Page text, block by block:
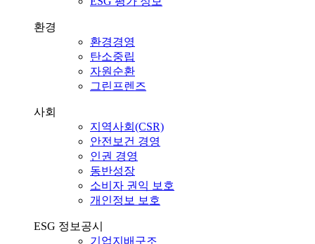
환경
환경경영
탄소중립
자원순환
그린프렌즈
사회
지역사회(CSR)
안전보건 경영
인권 경영
동반성장
소비자 권익 보호
개인정보 보호
ESG 정보공시
기업지배구조